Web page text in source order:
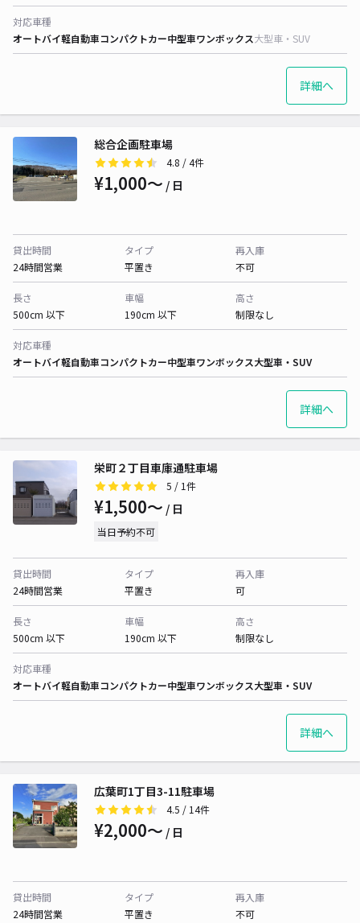
対応車種
オートバイ軽自動車コンパクトカー中型車ワンボックス大型車・SUV
詳細へ
総合企画駐車場
4.8 / 4件
¥1,000〜 / 日
貸出時間
24時間営業
タイプ
平置き
再入庫
不可
長さ
500cm 以下
車幅
190cm 以下
高さ
制限なし
対応車種
オートバイ軽自動車コンパクトカー中型車ワンボックス大型車・SUV
詳細へ
栄町２丁目車庫通駐車場
5 / 1件
¥1,500〜 / 日
当日予約不可
貸出時間
24時間営業
タイプ
平置き
再入庫
可
長さ
500cm 以下
車幅
190cm 以下
高さ
制限なし
対応車種
オートバイ軽自動車コンパクトカー中型車ワンボックス大型車・SUV
詳細へ
広葉町1丁目3-11駐車場
4.5 / 14件
¥2,000〜 / 日
貸出時間
24時間営業
タイプ
平置き
再入庫
不可